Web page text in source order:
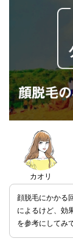
カオリ
顔脱毛にかかる
によるけど、効
を参考にしてみて